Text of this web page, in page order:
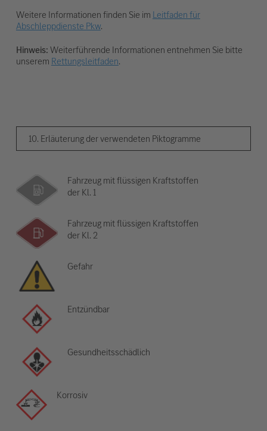
Weitere Informationen finden Sie im Leitfaden für
Abschleppdienste Pkw.
Hinweis:Weiterführende Informationen entnehmen Sie bitte
unserem Rettungsleitfaden.
10. Erläuterung der verwendeten Piktogramme
Fahrzeug mit flüssigen Kraftstoffen
der Kl. 1
Fahrzeug mit flüssigen Kraftstoffen
der Kl. 2
Gefahr
Entzündbar
Gesundheitsschädlich
Korrosiv